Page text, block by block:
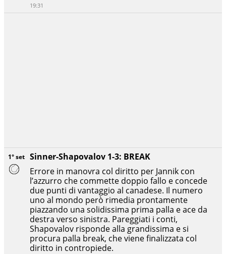
1° set Sinner-Shapovalov 1-3: BREAK
Errore in manovra col diritto per Jannik con
l’azzurro che commette doppio fallo e concede
due punti di vantaggio al canadese. Il numero
uno al mondo però rimedia prontamente
piazzando una solidissima prima palla e ace da
destra verso sinistra. Pareggiati i conti,
Shapovalov risponde alla grandissima e si
procura palla break, che viene finalizzata col
diritto in contropiede.
19:31